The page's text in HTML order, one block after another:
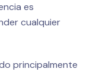
es
cualquier
principalmente